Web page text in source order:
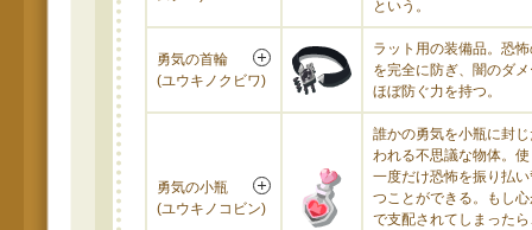
という。
勇気の首輪
(ユウキノクビワ)
ラット用の装備品。恐
を完全に防ぎ、闇のダ
ほぼ防ぐ力を持つ。
勇気の小瓶
(ユウキノコビン)
誰かの勇気を小瓶に封
われる不思議な物体。
一度だけ恐怖を振り払
つことができる。もし
で支配されてしまった